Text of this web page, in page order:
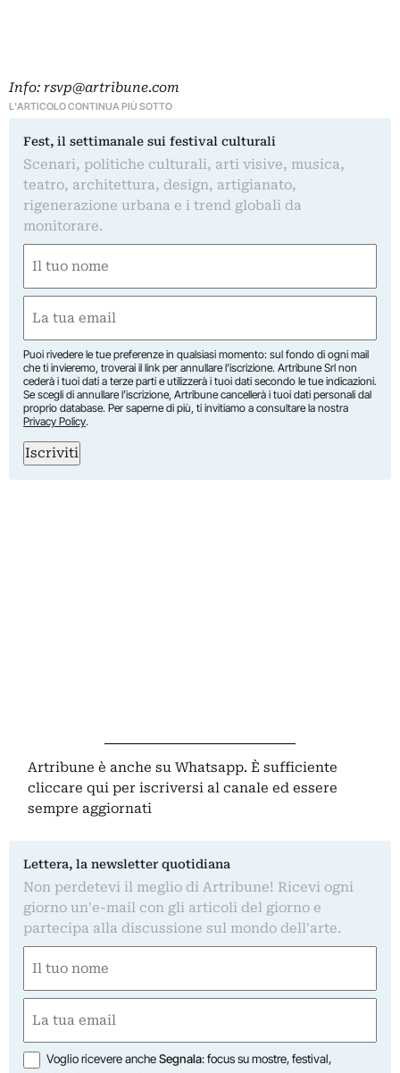
Info: rsvp@artribune.com
L'ARTICOLO CONTINUA PIÙ SOTTO
Fest, il settimanale sui festival culturali
Scenari, politiche culturali, arti visive, musica,
teatro, architettura, design, artigianato,
rigenerazione urbana e i trend globali da
monitorare.
(Required)
First
(Required)
Puoi rivedere le tue preferenze in qualsiasi momento: sul fondo di ogni mail
che ti invieremo, troverai il link per annullare l’iscrizione. Artribune Srl non
cederà i tuoi dati a terze parti e utilizzerà i tuoi dati secondo le tue indicazioni.
Se scegli di annullare l’iscrizione, Artribune cancellerà i tuoi dati personali dal
proprio database. Per saperne di più, ti invitiamo a consultare la nostra
Privacy Policy.
Iscriviti
Artribune è anche su Whatsapp. È sufficiente
cliccare qui per iscriversi al canale ed essere
sempre aggiornati
Lettera, la newsletter quotidiana
Non perdetevi il meglio di Artribune! Ricevi ogni
giorno un'e-mail con gli articoli del giorno e
partecipa alla discussione sul mondo dell'arte.
(Required)
First
(Required)
Opzioni
Voglio ricevere ancheSegnala: focus su mostre, festival,